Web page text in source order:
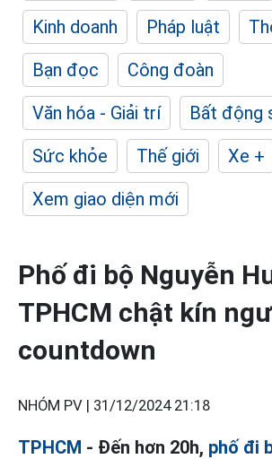
Kinh doanh
Pháp luật
Bạn đọc
Công đoàn
Văn hóa - Giải trí
Bất động
Sức khỏe
Thế giới
Xe +
Xem giao diện mới
Phố đi bộ Nguyễn
TPHCM chật kín
countdown
NHÓM PV | 31/12/2024 21:18
TPHCM - Đến hơn 20h, phố đi